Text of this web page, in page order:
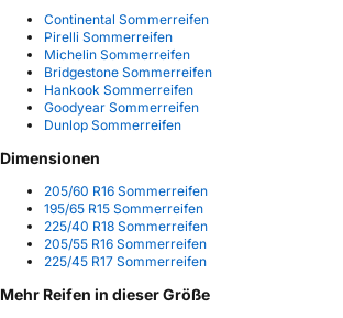
Continental Sommerreifen
Pirelli Sommerreifen
Michelin Sommerreifen
Bridgestone Sommerreifen
Hankook Sommerreifen
Goodyear Sommerreifen
Dunlop Sommerreifen
Dimensionen
205/60 R16 Sommerreifen
195/65 R15 Sommerreifen
225/40 R18 Sommerreifen
205/55 R16 Sommerreifen
225/45 R17 Sommerreifen
Mehr Reifen in dieser Größe